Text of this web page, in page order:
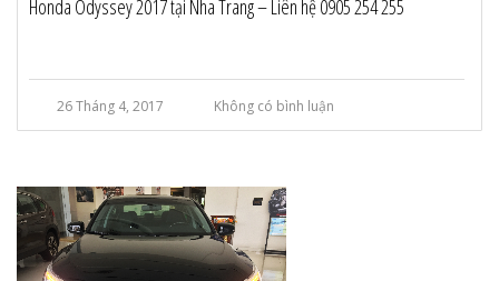
Honda Odyssey 2017 tại Nha Trang – Liên hệ 0905 254 255
26 Tháng 4, 2017 Không có bình luận